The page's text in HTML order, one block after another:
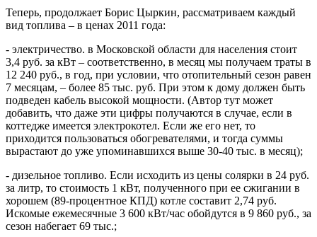
Теперь, продолжает Борис Цыркин, рассматриваем каждый
вид топлива – в ценах 2011 года:
- электричество. в Московской области для населения стоит
3,4 руб. за кВт – соответственно, в месяц мы получаем траты в
12 240 руб., в год, при условии, что отопительный сезон равен
7 месяцам, – более 85 тыс. руб. При этом к дому должен быть
подведен кабель высокой мощности. (Автор тут может
добавить, что даже эти цифры получаются в случае, если в
коттедже имеется электрокотел. Если же его нет, то
приходится пользоваться обогревателями, и тогда суммы
вырастают до уже упоминавшихся выше 30-40 тыс. в месяц);
- дизельное топливо. Если исходить из цены солярки в 24 руб.
за литр, то стоимость 1 кВт, полученного при ее сжигании в
хорошем (89-процентное КПД) котле составит 2,74 руб.
Искомые ежемесячные 3 600 кВт/час обойдутся в 9 860 руб., за
сезон набегает 69 тыс.;